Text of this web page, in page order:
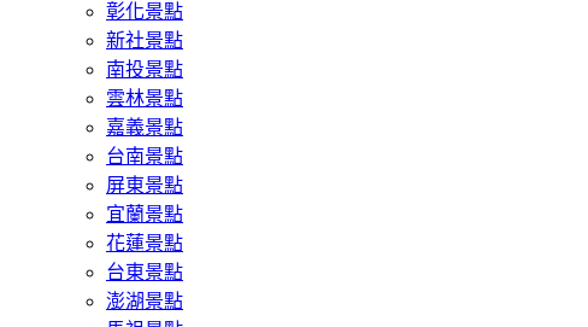
彰化景點
新社景點
南投景點
雲林景點
嘉義景點
台南景點
屏東景點
宜蘭景點
花蓮景點
台東景點
澎湖景點